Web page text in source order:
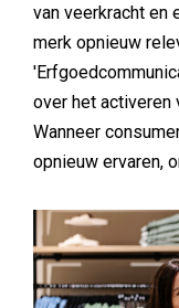
van veerkracht en
merk opnieuw
over het activeren
Wanneer
opnieuw ervaren,